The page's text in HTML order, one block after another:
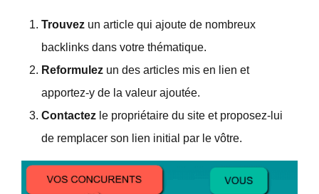
Trouvez un article qui ajoute de nombreux
backlinks dans votre thématique.
Reformulez un des articles mis en lien et
apportez-y de la valeur ajoutée.
Contactez le propriétaire du site et proposez-lui
de remplacer son lien initial par le vôtre.